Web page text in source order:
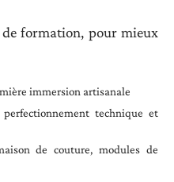
formation, pour mieux
immersion artisanale
technique et
de couture, modules de